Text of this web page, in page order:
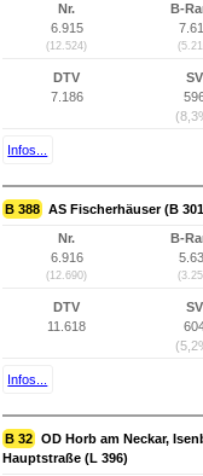
Nr.
6.915
(12.524)
B-
DTV
7.186
SV
Infos...
B 388 AS Fischerhäuser (B
Nr.
6.916
(12.690)
B-
DTV
11.618
SV
Infos...
B 32 OD Horb am Neckar,
Hauptstraße (L 396)